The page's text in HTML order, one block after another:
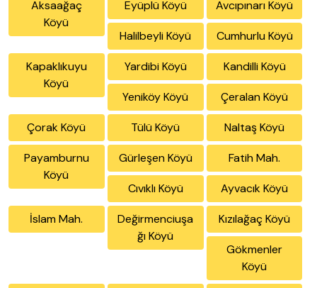
Aksaağaç
Köyü
Eyüplü Köyü Avcıpınarı Köyü
Halilbeyli Köyü Cumhurlu Köyü
Kapaklıkuyu
Köyü
Yardibi Köyü Kandilli Köyü
Yeniköy Köyü Çeralan Köyü
Çorak Köyü Tülü Köyü Naltaş Köyü
Payamburnu
Köyü
Gürleşen Köyü Fatih Mah.
Cıvıklı Köyü Ayvacık Köyü
İslam Mah.
Değirmenciuşa
ğı Köyü
Kızılağaç Köyü
Gökmenler
Köyü